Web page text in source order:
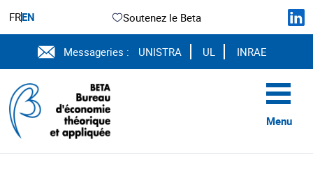
FREN Soutenez le Beta
Messageries : UNISTRA UL INRAE
Menu